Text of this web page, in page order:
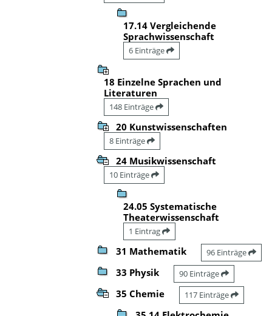
17.14 Vergleichende
Sprachwissenschaft
6 Einträge
18 Einzelne Sprachen und
Literaturen
148 Einträge
20 Kunstwissenschaften
8 Einträge
24 Musikwissenschaft
10 Einträge
24.05 Systematische
Theaterwissenschaft
1 Eintrag
31 Mathematik 96 Einträge
33 Physik 90 Einträge
35 Chemie 117 Einträge